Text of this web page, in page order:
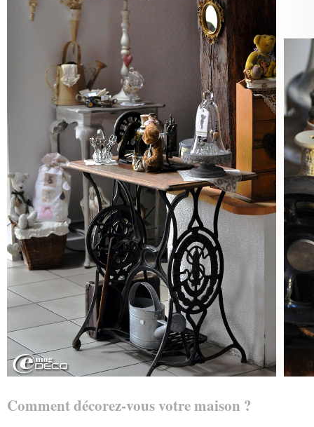
Comment décorez-vous votre maison ?